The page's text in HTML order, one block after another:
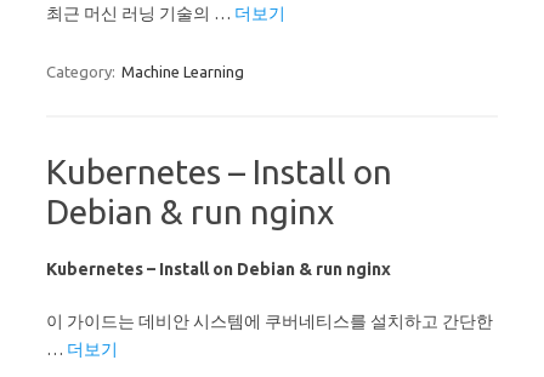
최근 머신 러닝 기술의 … 더보기
Category: Machine Learning
Kubernetes – Install on
Debian & run nginx
Kubernetes – Install on Debian & run nginx
이 가이드는 데비안 시스템에 쿠버네티스를 설치하고 간단한
… 더보기